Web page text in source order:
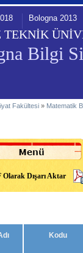
Bilgi
Bologna 2013
Fakültesi » Matematik
Olarak Dışarı Aktar
Kodu